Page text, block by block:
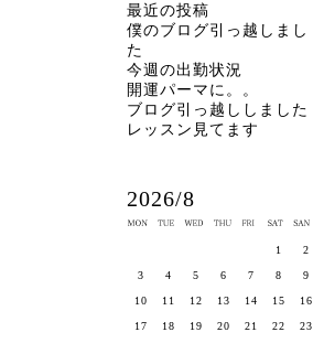
最近の投稿
僕のブログ引っ越しまし
た
今週の出勤状況
開運パーマに。。
ブログ引っ越ししました
レッスン見てます
2026/8
1 2
3 4 5 6 7 8 9
10 11 12 13 14 15 16
17 18 19 20 21 22 23